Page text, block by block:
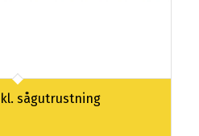
sågutrustning